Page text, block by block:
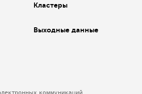
Кластеры
Выходные данные